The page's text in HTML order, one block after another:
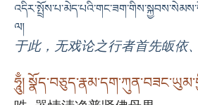
ལ།
于此，无戏论之行者首先皈依
ཧཱུྃ།